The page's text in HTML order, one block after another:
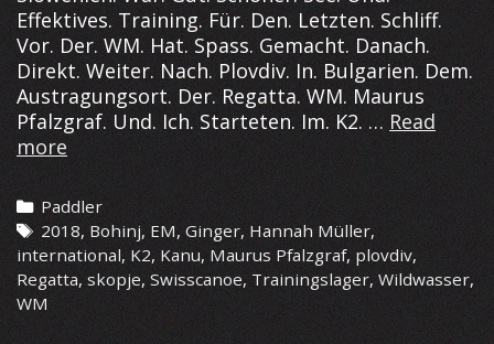
Effektives. Training. Für. Den. Letzten. Schliff.
Vor. Der. WM. Hat. Spass. Gemacht. Danach.
Direkt. Weiter. Nach. Plovdiv. In. Bulgarien. Dem.
Austragungsort. Der. Regatta. WM. Maurus
Pfalzgraf. Und. Ich. Starteten. Im. K2. … Read
more Kurzer.
Bericht.
Categories
Paddler
Tags
2018, Bohinj, EM,Ginger, Hannah Müller,
international,K2, Kanu, Maurus Pfalzgraf, plovdiv,
Regatta, skopje, Swisscanoe, Trainingslager, Wildwasser,
WM